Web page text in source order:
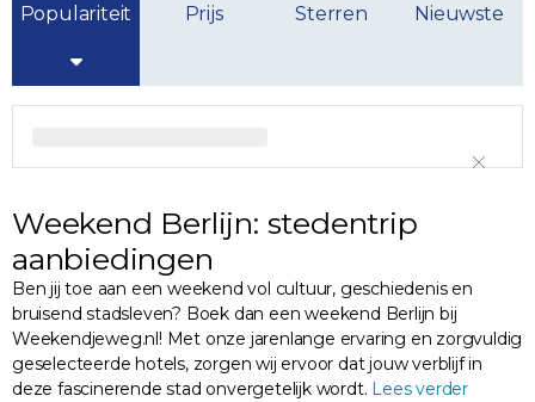
Populariteit Prijs Sterren Nieuwste
Weekend Berlijn: stedentrip
aanbiedingen
Ben jij toe aan een weekend vol cultuur, geschiedenis en
bruisend stadsleven? Boek dan een weekend Berlijn bij
Weekendjeweg.nl! Met onze jarenlange ervaring en zorgvuldig
geselecteerde hotels, zorgen wij ervoor dat jouw verblijf in
deze fascinerende stad onvergetelijk wordt. Lees verder